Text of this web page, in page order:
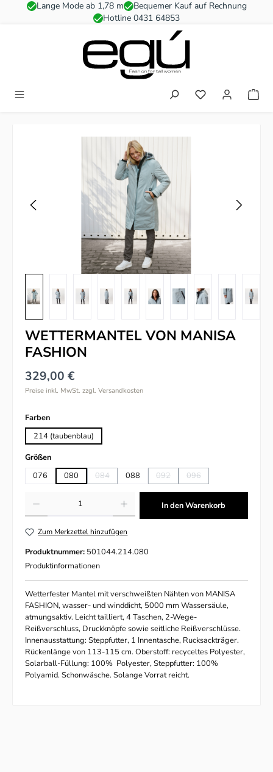
Zum Hauptinhalt springen
Lange Mode ab 1,78 m
Bequemer Kauf auf Rechnung
Hotline 0431 64853
Du hast 0
WETTERMANTEL VON MANISA
FASHION
329,00 €
Preise inkl. MwSt. zzgl. Versandkosten
Farbenauswählen
214 (taubenblau)
Größenauswählen
076
080 084(Diese Option ist zurzeit nicht verfügbar.)
088 092(Diese Option ist zurzeit nicht
096(Diese Option ist zurzeit
In den Warenkorb
Zum Merkzettel hinzufügen
Produktnummer: 501044.214.080
Produktinformationen
Wetterfester Mantel mit verschweißten Nähten von MANISA
FASHION, wasser- und winddicht, 5000 mm Wassersäule,
atmungsaktiv. Leicht tailliert, 4 Taschen, 2-Wege-
Reißverschluss, Druckknöpfe sowie seitliche Reißverschlüsse.
Innenausstattung: Steppfutter, 1 Innentasche, Rucksackträger.
Rückenlänge von 113-115 cm. Oberstoff: recyceltes Polyester,
Solarball-Füllung: 100% Polyester, Steppfutter: 100%
Polyamid. Schonwäsche. Solange Vorrat reicht.